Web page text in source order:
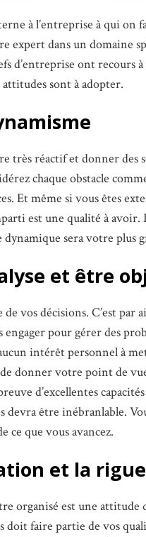
à l’entreprise à qui on
expert dans un domaine
d’entreprise ont recours
sont à adopter.
très réactif et donner des
chaque obstacle
Et même si vous êtes
est une qualité à avoir.
sera votre plus
et être
vos décisions. C’est par
pour gérer des
intérêt personnel à
de donner votre point de
d’excellentes capacités
devra être inébranlable.
ce que vous avancez.
et la
organisé est une attitude
faire partie de vos